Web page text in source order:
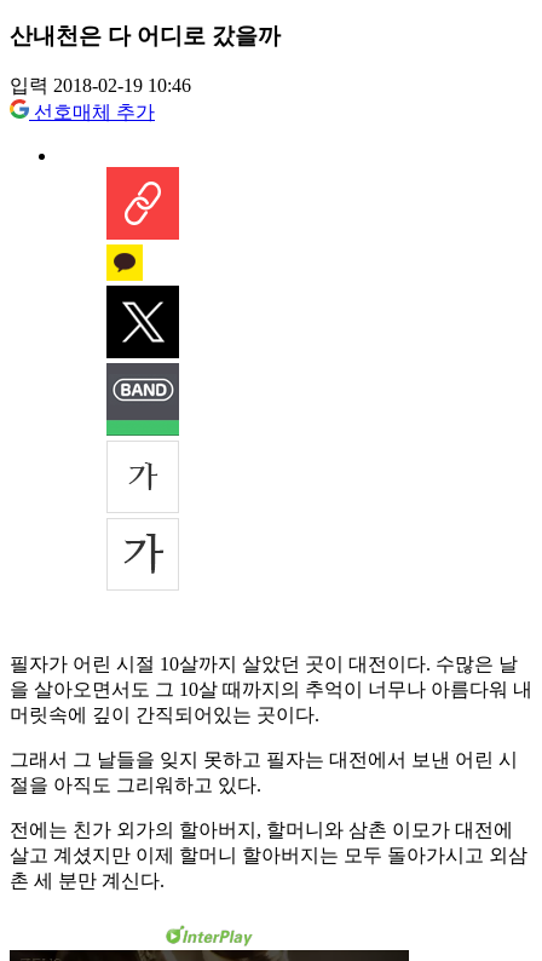
산내천은 다 어디로 갔을까
입력 2018-02-19 10:46
선호매체 추가
필자가 어린 시절 10살까지 살았던 곳이 대전이다. 수많은 날
을 살아오면서도 그 10살 때까지의 추억이 너무나 아름다워 내
머릿속에 깊이 간직되어있는 곳이다.
그래서 그 날들을 잊지 못하고 필자는 대전에서 보낸 어린 시
절을 아직도 그리워하고 있다.
전에는 친가 외가의 할아버지, 할머니와 삼촌 이모가 대전에
살고 계셨지만 이제 할머니 할아버지는 모두 돌아가시고 외삼
촌 세 분만 계신다.